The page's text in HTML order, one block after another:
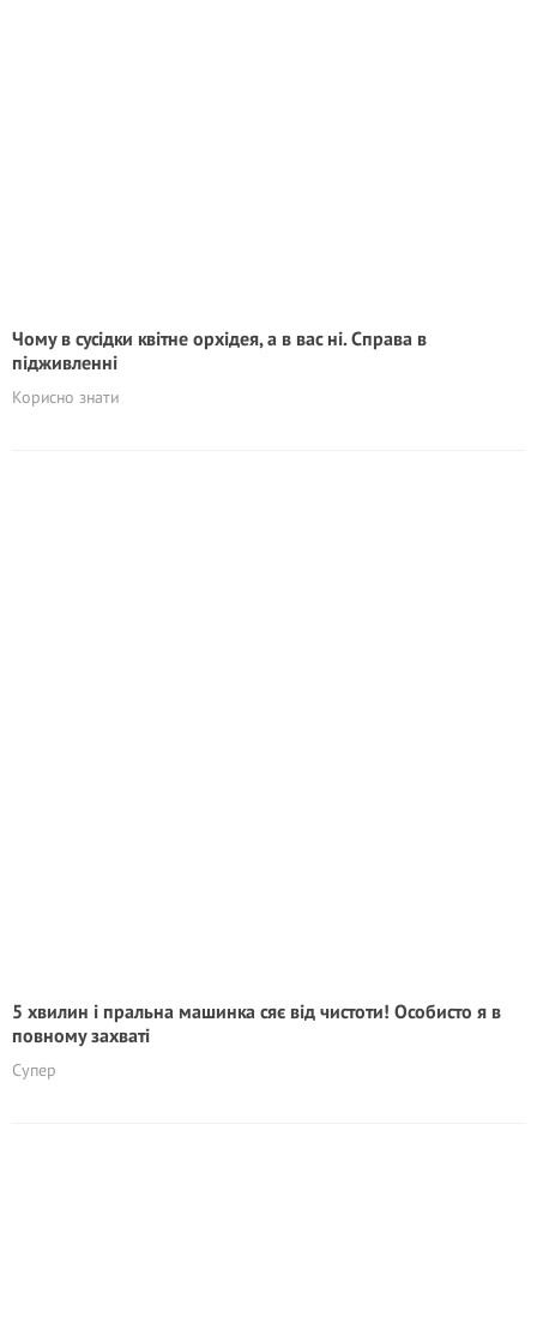
Чому в сусідки квітне орхідея, а в вас ні. Справа в
підживленні
Корисно знати
5 хвилин і пральна машинка сяє від чистоти! Особисто я в
повному захваті
Супер